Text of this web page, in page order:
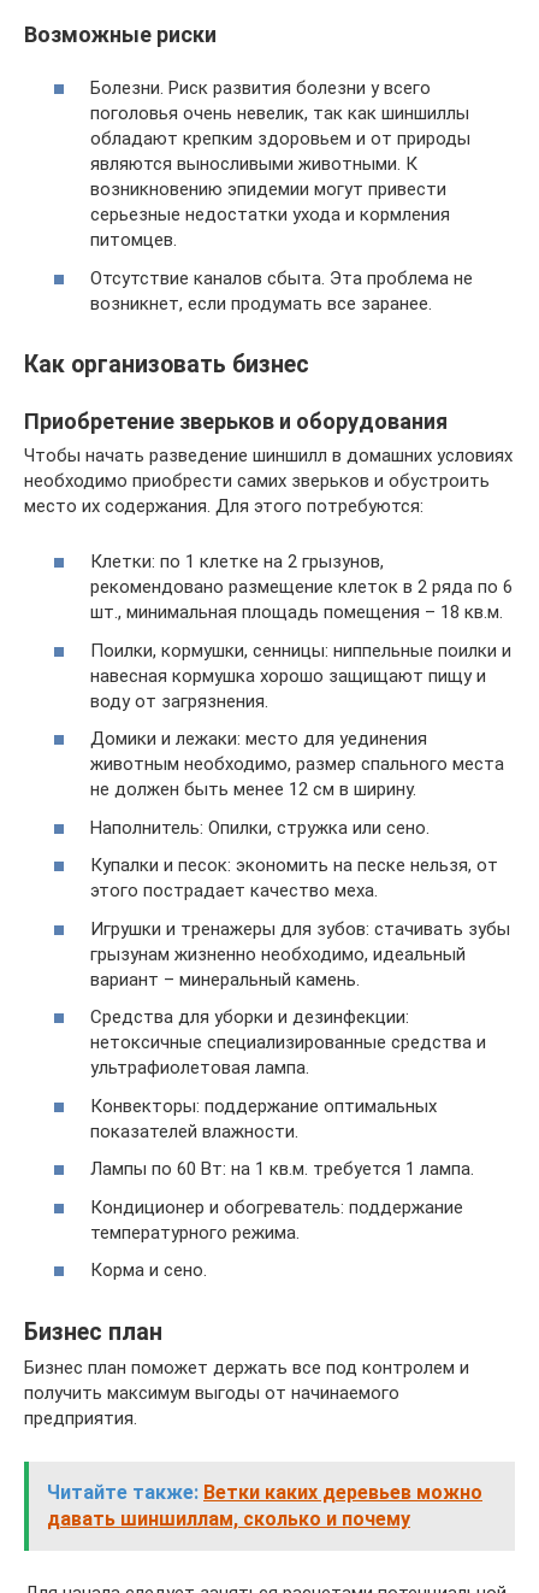
Возможные риски
Болезни. Риск развития болезни у всего
поголовья очень невелик, так как шиншиллы
обладают крепким здоровьем и от природы
являются выносливыми животными. К
возникновению эпидемии могут привести
серьезные недостатки ухода и кормления
питомцев.
Отсутствие каналов сбыта. Эта проблема не
возникнет, если продумать все заранее.
Как организовать бизнес
Приобретение зверьков и оборудования
Чтобы начать разведение шиншилл в домашних условиях
необходимо приобрести самих зверьков и обустроить
место их содержания. Для этого потребуются:
Клетки: по 1 клетке на 2 грызунов,
рекомендовано размещение клеток в 2 ряда по 6
шт., минимальная площадь помещения – 18 кв.м.
Поилки, кормушки, сенницы: ниппельные поилки и
навесная кормушка хорошо защищают пищу и
воду от загрязнения.
Домики и лежаки: место для уединения
животным необходимо, размер спального места
не должен быть менее 12 см в ширину.
Наполнитель: Опилки, стружка или сено.
Купалки и песок: экономить на песке нельзя, от
этого пострадает качество меха.
Игрушки и тренажеры для зубов: стачивать зубы
грызунам жизненно необходимо, идеальный
вариант – минеральный камень.
Средства для уборки и дезинфекции:
нетоксичные специализированные средства и
ультрафиолетовая лампа.
Конвекторы: поддержание оптимальных
показателей влажности.
Лампы по 60 Вт: на 1 кв.м. требуется 1 лампа.
Кондиционер и обогреватель: поддержание
температурного режима.
Корма и сено.
Бизнес план
Бизнес план поможет держать все под контролем и
получить максимум выгоды от начинаемого
предприятия.
Читайте также: Ветки каких деревьев можно
давать шиншиллам, сколько и почему